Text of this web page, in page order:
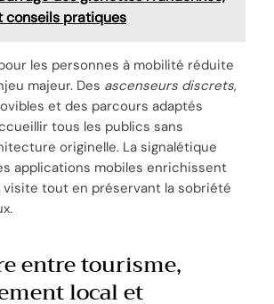
conseils pratiques
les personnes à mobilité réduite
majeur. Des ascenseurs discrets,
et des parcours adaptés
tous les publics sans
originelle. La signalétique
applications mobiles enrichissent
visite tout en préservant la sobriété
entre tourisme,
local et